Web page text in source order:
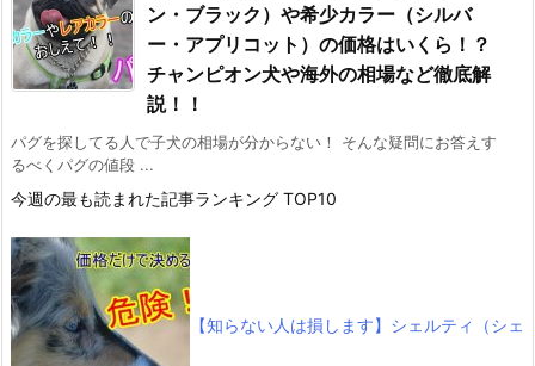
ン・ブラック）や希少カラー（シルバ
ー・アプリコット）の価格はいくら！？
チャンピオン犬や海外の相場など徹底解
説！！
パグを探してる人で子犬の相場が分からない！ そんな疑問にお答えす
るべくパグの値段 ...
今週の最も読まれた記事ランキング TOP10
【知らない人は損します】シェルティ（シェ